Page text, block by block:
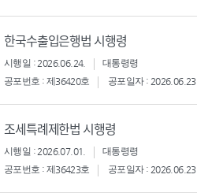
한국수출입은행법 시행령
시행일 : 2026.06.24.
대통령령
공포번호 : 제36420호
공포일자 : 2026.06.23.
조세특례제한법 시행령
시행일 : 2026.07.01.
대통령령
공포번호 : 제36423호
공포일자 : 2026.06.23.